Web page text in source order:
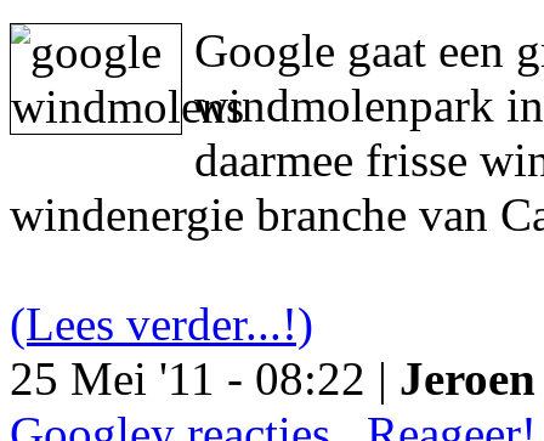
Google gaat een
windmolenpark
daarmee frisse
windenergie branche van
(Lees verder...!)
25 Mei '11 - 08:22 |